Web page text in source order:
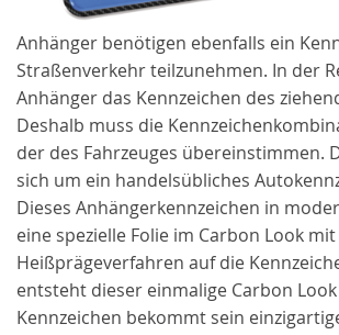
Anhänger benötigen ebenfalls ein
Straßenverkehr teilzunehmen. In der
Anhänger das Kennzeichen des
Deshalb muss die
der des Fahrzeuges übereinstimmen.
sich um ein handelsübliches
Dieses Anhängerkennzeichen in
eine spezielle Folie im Carbon Look
Heißprägeverfahren auf die
entsteht dieser einmalige Carbon
Kennzeichen bekommt sein